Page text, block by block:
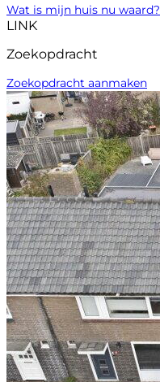
Wat is mijn huis nu waard?
LINK
Zoekopdracht
Zoekopdracht aanmaken